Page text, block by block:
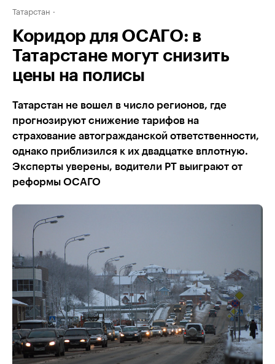
Татарстан
Коридор для ОСАГО: в
Татарстане могут снизить
цены на полисы
Татарстан не вошел в число регионов, где
прогнозируют снижение тарифов на
страхование автогражданской ответственности,
однако приблизился к их двадцатке вплотную.
Эксперты уверены, водители РТ выиграют от
реформы ОСАГО